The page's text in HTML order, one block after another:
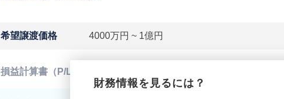
希望譲渡価格 4000万円 ~ 1億円
財務情報を見るには？
損益計算書（P/L）